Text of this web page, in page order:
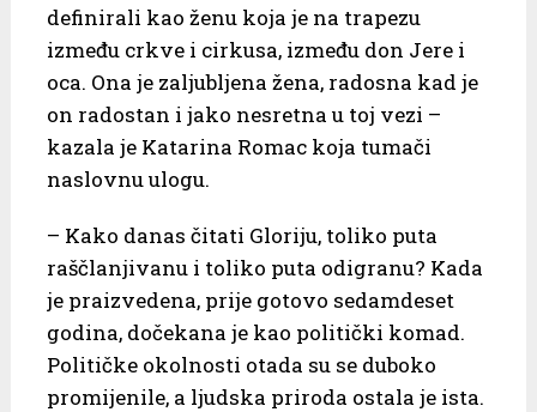
definirali kao ženu koja je na trapezu
između crkve i cirkusa, između don Jere i
oca. Ona je zaljubljena žena, radosna kad je
on radostan i jako nesretna u toj vezi –
kazala je Katarina Romac koja tumači
naslovnu ulogu.
– Kako danas čitati Gloriju, toliko puta
raščlanjivanu i toliko puta odigranu? Kada
je praizvedena, prije gotovo sedamdeset
godina, dočekana je kao politički komad.
Političke okolnosti otada su se duboko
promijenile, a ljudska priroda ostala je ista.